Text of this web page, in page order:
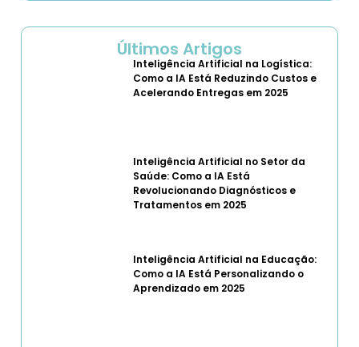
Últimos Artigos
Inteligência Artificial na Logística:
Como a IA Está Reduzindo Custos e
Acelerando Entregas em 2025
Inteligência Artificial no Setor da
Saúde: Como a IA Está
Revolucionando Diagnósticos e
Tratamentos em 2025
Inteligência Artificial na Educação:
Como a IA Está Personalizando o
Aprendizado em 2025